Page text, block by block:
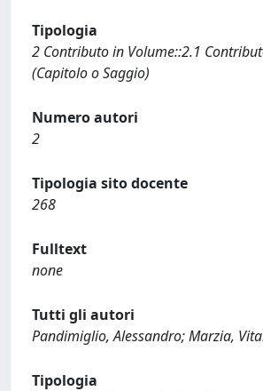
Tipologia
2 Contributo in Volume::2.1
(Capitolo o Saggio)
Numero autori
2
Tipologia sito docente
268
Fulltext
none
Tutti gli autori
Pandimiglio, Alessandro; Marzia,
Tipologia